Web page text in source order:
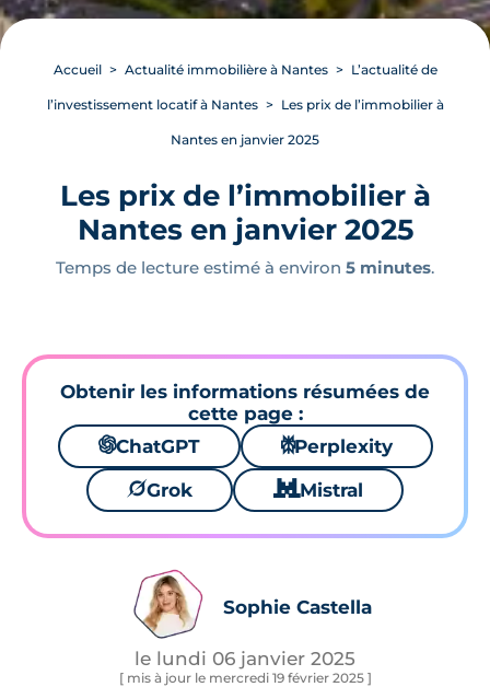
Accueil Actualité immobilière à Nantes L’actualité de
l’investissement locatif à Nantes Les prix de l’immobilier à
Nantes en janvier 2025
Les prix de l’immobilier à
Nantes en janvier 2025
Temps de lecture estimé à environ 5 minutes.
Obtenir les informations résumées de
cette page :
🌌ChatGPT ⚙Perplexity
🪐Grok 🐱 Mistral
Sophie Castella
le lundi 06 janvier 2025
[ mis à jour le mercredi 19 février 2025 ]